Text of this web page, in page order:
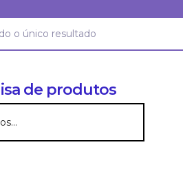
o único resultado
de produtos